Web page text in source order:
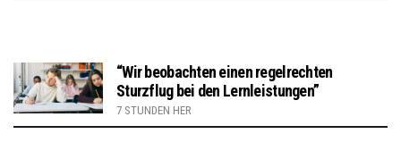
“Wir beobachten einen regelrechten
Sturzflug bei den Lernleistungen”
7 STUNDEN HER